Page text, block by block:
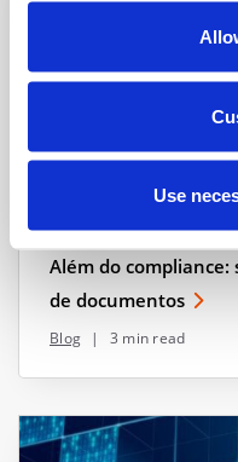
Use
Além do compliance:
de documentos
Blog | 3 min read